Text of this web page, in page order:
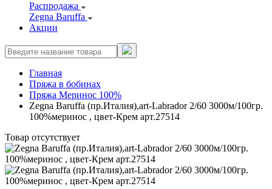
Распродажа
Zegna Baruffa
Акции
Главная
Пряжа в бобинах
Пряжа Меринос 100%
Zegna Baruffa (пр.Италия),art-Labrador 2/60 3000м/100гр.
100%меринос , цвет-Крем арт.27514
Товар отсутствует